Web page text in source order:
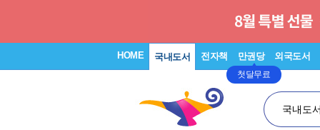
HOME 국내도서 전자책 만권당
첫달무료
외국도서
국내도